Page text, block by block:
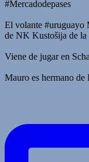
#Mercadodepases
El volante #uruguayo
de NK Kustošija de
Viene de jugar en
Mauro es hermano